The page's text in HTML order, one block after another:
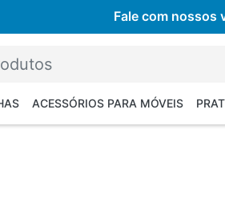
Fale com nossos
ACESSÓRIOS PARA MÓVEIS